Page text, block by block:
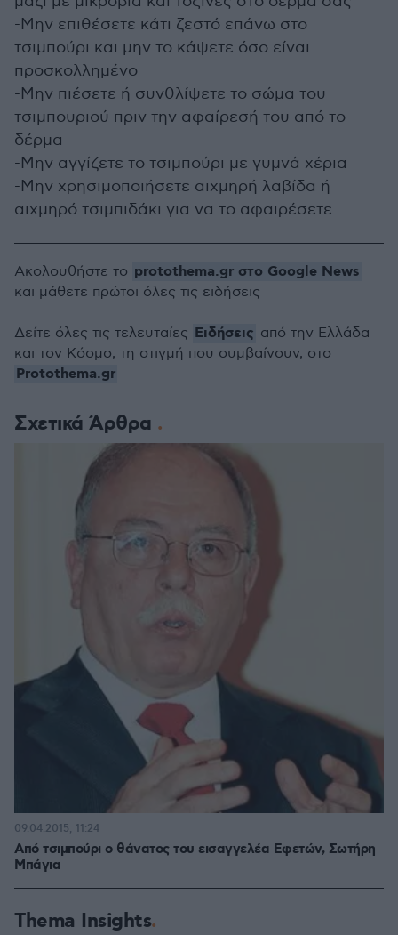
-Μην επιθέσετε κάτι ζεστό επάνω στο
τσιμπούρι και μην το κάψετε όσο είναι
προσκολλημένο
-Μην πιέσετε ή συνθλίψετε το σώμα του
τσιμπουριού πριν την αφαίρεσή του από το
δέρμα
-Μην αγγίζετε το τσιμπούρι με γυμνά χέρια
-Μην χρησιμοποιήσετε αιχμηρή λαβίδα ή
αιχμηρό τσιμπιδάκι για να το αφαιρέσετε
Σχετικά Άρθρα
Από τσιμπούρι ο θάνατος του εισαγγελέα Εφετών, Σωτήρη
Μπάγια
09.04.2015, 11:24
Thema Insights
Ακολουθήστε το protothema.gr στο Google News
και μάθετε πρώτοι όλες τις ειδήσεις
Δείτε όλες τις τελευταίες Ειδήσεις από την Ελλάδα
και τον Κόσμο, τη στιγμή που συμβαίνουν, στο
Protothema.gr